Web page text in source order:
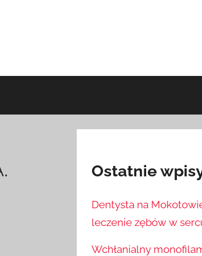
Ostatnie
Dentysta na
leczenie zębów w
Wchłanialny